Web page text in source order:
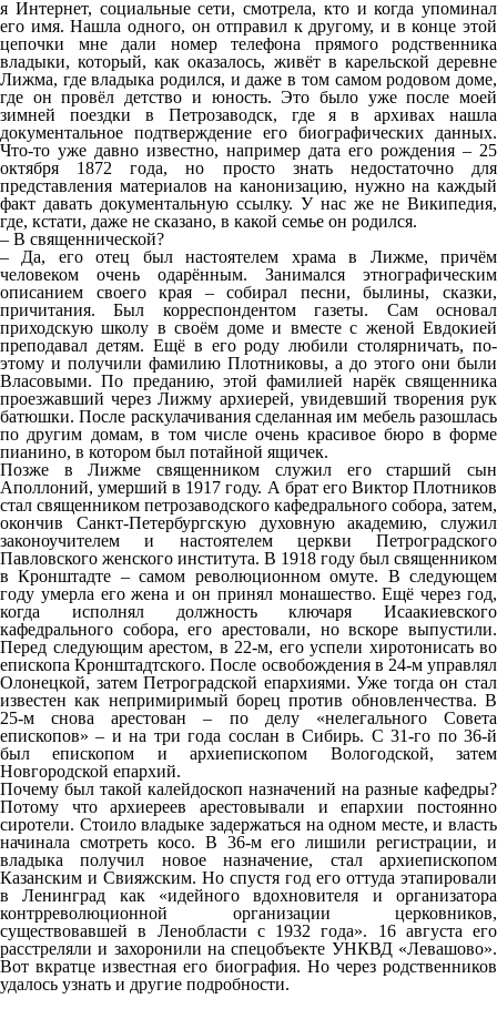
я Интернет, социальные сети, смотрела, кто и когда упоминал
его имя. Нашла одного, он отправил к другому, и в конце этой
цепочки мне дали номер телефона прямого родственника
владыки, который, как оказалось, живёт в карельской деревне
Лижма, где владыка родился, и даже в том самом родовом доме,
где он провёл детство и юность. Это было уже после моей
зимней поездки в Петрозаводск, где я в архивах нашла
документальное подтверждение его биографических данных.
Что-то уже давно известно, например дата его рождения – 25
октября 1872 года, но просто знать недостаточно для
представления материалов на канонизацию, нужно на каждый
факт давать документальную ссылку. У нас же не Википедия,
где, кстати, даже не сказано, в какой семье он родился.
– В священнической?
– Да, его отец был настоятелем храма в Лижме, причём
человеком очень одарённым. Занимался этнографическим
описанием своего края – собирал песни, былины, сказки,
причитания. Был корреспондентом газеты. Сам основал
приходскую школу в своём доме и вместе с женой Евдокией
преподавал детям. Ещё в его роду любили столярничать, по-
этому и получили фамилию Плотниковы, а до этого они были
Власовыми. По преданию, этой фамилией нарёк священника
проезжавший через Лижму архиерей, увидевший творения рук
батюшки. После раскулачивания сделанная им мебель разошлась
по другим домам, в том числе очень красивое бюро в форме
пианино, в котором был потайной ящичек.
Позже в Лижме священником служил его старший сын
Аполлоний, умерший в 1917 году. А брат его Виктор Плотников
стал священником петрозаводского кафедрального собора, затем,
окончив Санкт-Петербургскую духовную академию, служил
законоучителем и настоятелем церкви Петроградского
Павловского женского института. В 1918 году был священником
в Кронштадте – самом революционном омуте. В следующем
году умерла его жена и он принял монашество. Ещё через год,
когда исполнял должность ключаря Исаакиевского
кафедрального собора, его арестовали, но вскоре выпустили.
Перед следующим арестом, в 22-м, его успели хиротонисать во
епископа Кронштадтского. После освобождения в 24-м управлял
Олонецкой, затем Петроградской епархиями. Уже тогда он стал
известен как непримиримый борец против обновленчества. В
25-м снова арестован – по делу «нелегального Совета
епископов» – и на три года сослан в Сибирь. С 31-го по 36-й
был епископом и архиепископом Вологодской, затем
Новгородской епархий.
Почему был такой калейдоскоп назначений на разные кафедры?
Потому что архиереев арестовывали и епархии постоянно
сиротели. Стоило владыке задержаться на одном месте, и власть
начинала смотреть косо. В 36-м его лишили регистрации, и
владыка получил новое назначение, стал архиепископом
Казанским и Свияжским. Но спустя год его оттуда этапировали
в Ленинград как «идейного вдохновителя и организатора
контрреволюционной организации церковников,
существовавшей в Ленобласти с 1932 года». 16 августа его
расстреляли и захоронили на спецобъекте УНКВД «Левашово».
Вот вкратце известная его биография. Но через родственников
удалось узнать и другие подробности.